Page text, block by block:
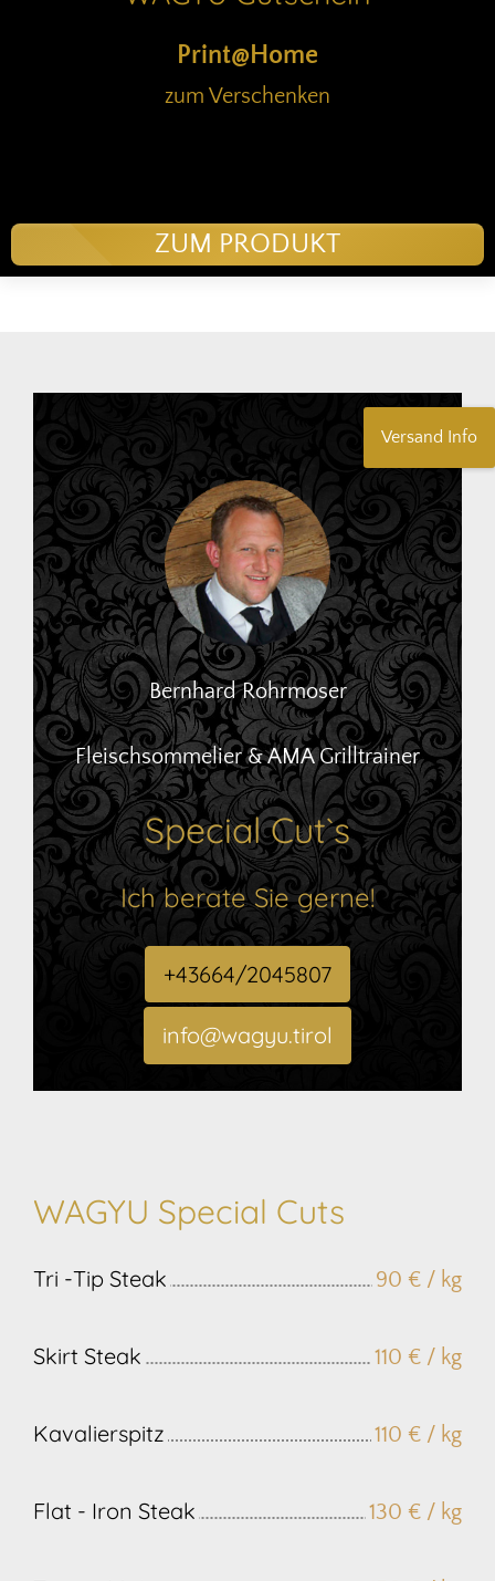
Print@Home
zum Verschenken
ZUM PRODUKT
Bernhard Rohrmoser
Fleischsommelier & AMA Grilltrainer
Special Cut`s
Ich berate Sie gerne!
+43664/2045807
info@wagyu.tirol
WAGYU Special Cuts
Tri -Tip Steak 90 € / kg
Skirt Steak 110 € / kg
Kavalierspitz 110 € / kg
Flat - Iron Steak 130 € / kg
Versand Info